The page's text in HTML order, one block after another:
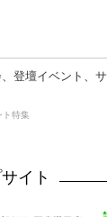
登壇イベント、
ト特集
イト